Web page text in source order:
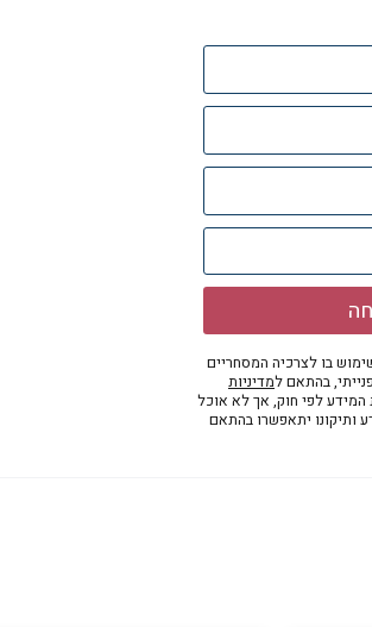
בו לצרכיה המסחריים
בהתאם למדיניות
המידע לפי חוק, אך לא אוכל
ותיקונו יתאפשרו בהתאם